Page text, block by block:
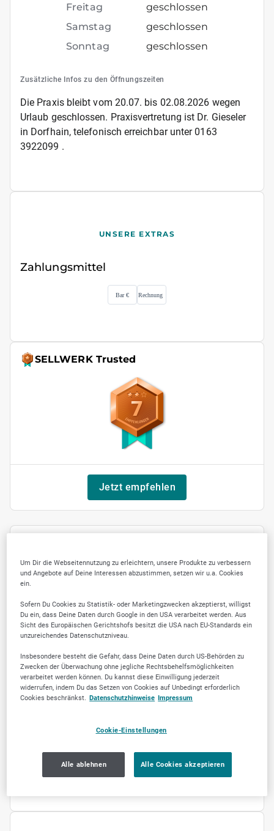
Freitag
geschlossen
Samstag
geschlossen
Sonntag
geschlossen
Zusätzliche Infos zu den Öffnungszeiten
Die Praxis bleibt vom 20.07. bis 02.08.2026 wegen
Urlaub geschlossen. Praxisvertretung ist Dr. Gieseler
in Dorfhain, telefonisch erreichbar unter 0163
3922099 .
UNSERE EXTRAS
Zahlungsmittel
SELLWERK Trusted
7
Jetzt empfehlen
ÜBER UNS
Tierarztpraxis Ute
Menzer, Praxis ihres
Vertrauens
Herzlich Willkommen in meiner Tierarztpraxis.
Die Praxis besteht in Pretzschendorf seit 1991.
Gern betreue ich Ihre Vierbeiner individuell
regulären Sprechzeiten kommen oder
außerhalb dieser Zeiten Termine telefonisch
vereinbaren.
Um Dir die Webseitennutzung zu erleichtern, unsere Produkte zu verbessern
und Angebote auf Deine Interessen abzustimmen, setzen wir u.a. Cookies
ein.
Sofern Du Cookies zu Statistik- oder Marketingzwecken akzeptierst, willigst
Du ein, dass Deine Daten durch Google in den USA verarbeitet werden. Aus
Sicht des Europäischen Gerichtshofs besitzt die USA nach EU-Standards ein
unzureichendes Datenschutzniveau.
Insbesondere besteht die Gefahr, dass Deine Daten durch US-Behörden zu
Zwecken der Überwachung ohne jegliche Rechtsbehelfsmöglichkeiten
verarbeitet werden können. Du kannst diese Einwilligung jederzeit
widerrufen, indem Du das Setzen von Cookies auf Unbedingt erforderlich
Cookies beschränkst. Datenschutzhinweise Impressum
Cookie-Einstellungen
Alle ablehnen Alle Cookies akzeptieren